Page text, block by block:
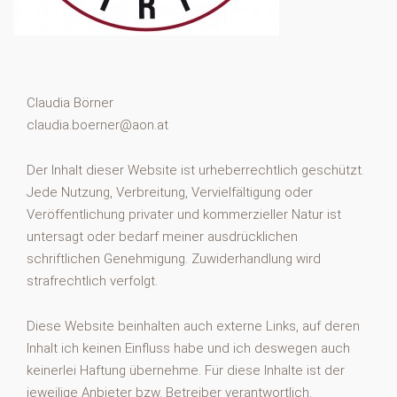
Claudia Börner
claudia.boerner@aon.at
Der Inhalt dieser Website ist urheberrechtlich geschützt.
Jede Nutzung, Verbreitung, Vervielfältigung oder
Veröffentlichung privater und kommerzieller Natur ist
untersagt oder bedarf meiner ausdrücklichen
schriftlichen Genehmigung. Zuwiderhandlung wird
strafrechtlich verfolgt.
Diese Website beinhalten auch externe Links, auf deren
Inhalt ich keinen Einfluss habe und ich deswegen auch
keinerlei Haftung übernehme. Für diese Inhalte ist der
jeweilige Anbieter bzw. Betreiber verantwortlich.